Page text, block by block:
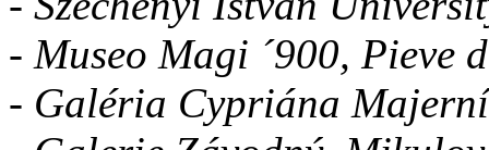
- Museo Magi ´900, Pieve
- Galéria Cypriána